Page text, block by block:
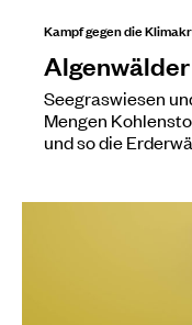
Kampf gegen die
Seegraswiesen
Mengen
und so die